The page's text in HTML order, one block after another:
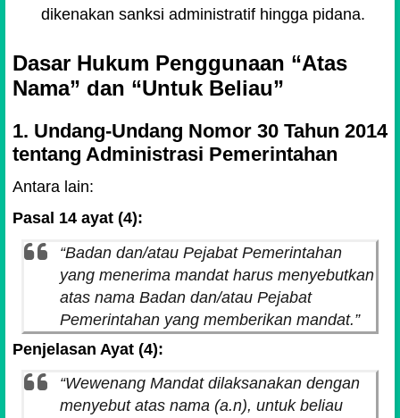
dikenakan sanksi administratif hingga pidana.
Dasar Hukum Penggunaan “Atas
Nama” dan “Untuk Beliau”
1. Undang-Undang Nomor 30 Tahun 2014
tentang Administrasi Pemerintahan
Antara lain:
Pasal 14 ayat (4):
“Badan dan/atau Pejabat Pemerintahan
yang menerima mandat harus menyebutkan
atas nama Badan dan/atau Pejabat
Pemerintahan yang memberikan mandat.”
Penjelasan Ayat (4):
“Wewenang Mandat dilaksanakan dengan
menyebut atas nama (a.n), untuk beliau